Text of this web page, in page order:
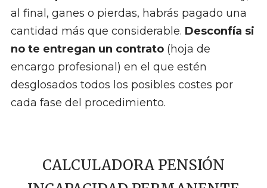
al final, ganes o pierdas, habrás pagado una
cantidad más que considerable. Desconfía si
no te entregan un contrato(hoja de
encargo profesional) en el que estén
desglosados todos los posibles costes por
cada fase del procedimiento.
CALCULADORA PENSIÓN